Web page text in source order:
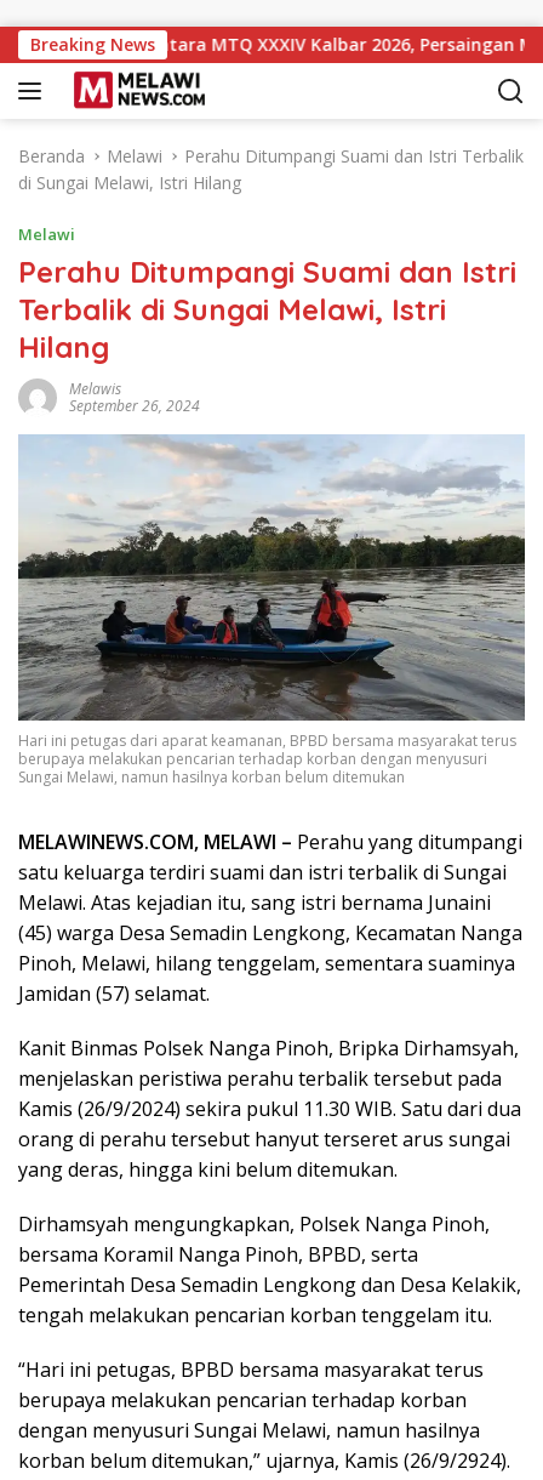
Breaking News
10 Sementara MTQ XXXIV Kalbar 2026, Persaingan Masih
Beranda Melawi
Perahu Ditumpangi Suami dan Istri Terbalik
di Sungai Melawi, Istri Hilang
Melawi
Perahu Ditumpangi Suami dan Istri
Terbalik di Sungai Melawi, Istri
Hilang
Melawis
September 26, 2024
Hari ini petugas dari aparat keamanan, BPBD bersama masyarakat terus
berupaya melakukan pencarian terhadap korban dengan menyusuri
Sungai Melawi, namun hasilnya korban belum ditemukan
MELAWINEWS.COM, MELAWI – Perahu yang ditumpangi
satu keluarga terdiri suami dan istri terbalik di Sungai
Melawi. Atas kejadian itu, sang istri bernama Junaini
(45) warga Desa Semadin Lengkong, Kecamatan Nanga
Pinoh, Melawi, hilang tenggelam, sementara suaminya
Jamidan (57) selamat.
Kanit Binmas Polsek Nanga Pinoh, Bripka Dirhamsyah,
menjelaskan peristiwa perahu terbalik tersebut pada
Kamis (26/9/2024) sekira pukul 11.30 WIB. Satu dari dua
orang di perahu tersebut hanyut terseret arus sungai
yang deras, hingga kini belum ditemukan.
Dirhamsyah mengungkapkan, Polsek Nanga Pinoh,
bersama Koramil Nanga Pinoh, BPBD, serta
Pemerintah Desa Semadin Lengkong dan Desa Kelakik,
tengah melakukan pencarian korban tenggelam itu.
“Hari ini petugas, BPBD bersama masyarakat terus
berupaya melakukan pencarian terhadap korban
dengan menyusuri Sungai Melawi, namun hasilnya
korban belum ditemukan,” ujarnya, Kamis (26/9/2924).